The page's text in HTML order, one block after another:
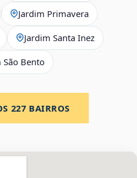
Jardim Primavera
Jardim Santa Inez
São Bento
227 BAIRROS